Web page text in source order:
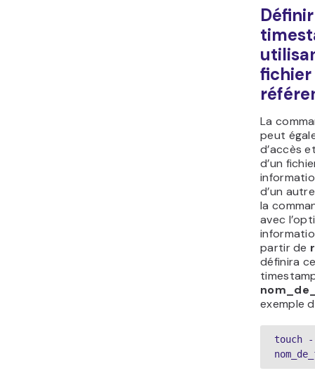
La
peut
d’accès
d’un
d’un
la
avec
partir de
définira
exemple
touch